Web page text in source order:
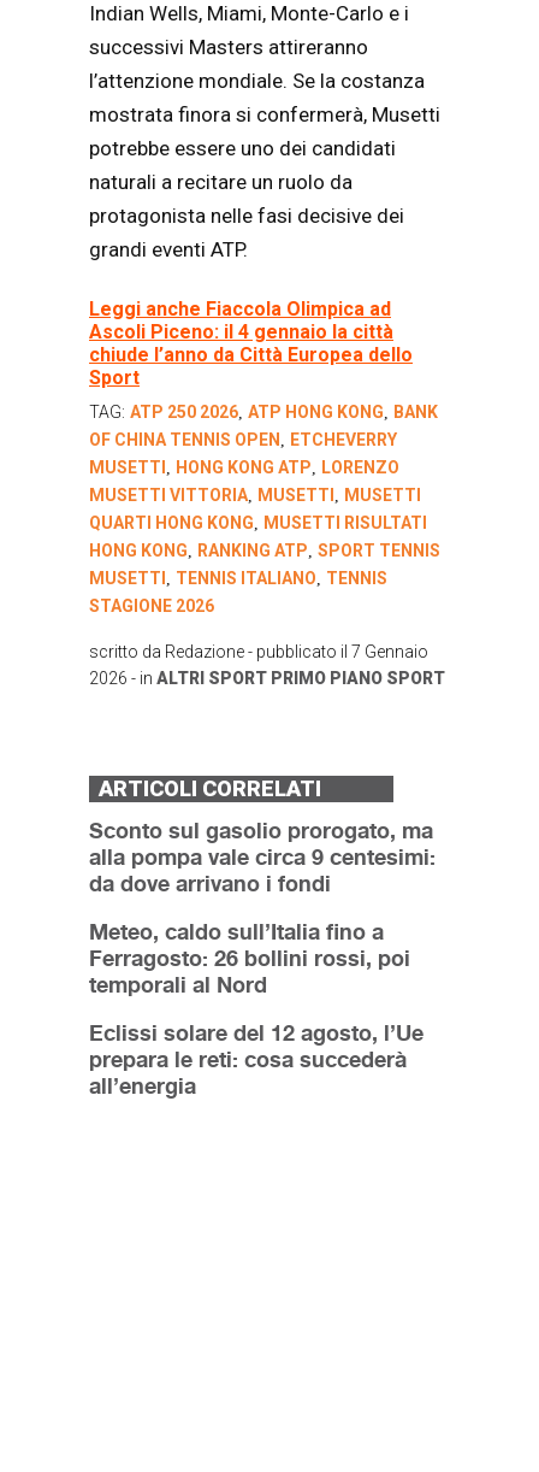
Indian Wells, Miami, Monte-Carlo e i
successivi Masters attireranno
l’attenzione mondiale. Se la costanza
mostrata finora si confermerà, Musetti
potrebbe essere uno dei candidati
naturali a recitare un ruolo da
protagonista nelle fasi decisive dei
grandi eventi ATP.
Leggi anche Fiaccola Olimpica ad
Ascoli Piceno: il 4 gennaio la città
chiude l’anno da Città Europea dello
Sport
TAG: ATP 250 2026 ATP HONG KONG
BANK
OF CHINA TENNIS OPEN
ETCHEVERRY
MUSETTI
HONG KONG ATP
LORENZO
MUSETTI VITTORIA
MUSETTI
MUSETTI
QUARTI HONG KONG
MUSETTI RISULTATI
HONG KONG
RANKING ATP SPORT TENNIS
MUSETTI
TENNIS ITALIANO
TENNIS
STAGIONE 2026
scritto da Redazione- pubblicato il 7 Gennaio
2026 - in ALTRI SPORT PRIMO PIANO SPORT
ARTICOLI CORRELATI
Sconto sul gasolio prorogato, ma
alla pompa vale circa 9 centesimi:
da dove arrivano i fondi
Meteo, caldo sull’Italia fino a
Ferragosto: 26 bollini rossi, poi
temporali al Nord
Eclissi solare del 12 agosto, l’Ue
prepara le reti: cosa succederà
all’energia